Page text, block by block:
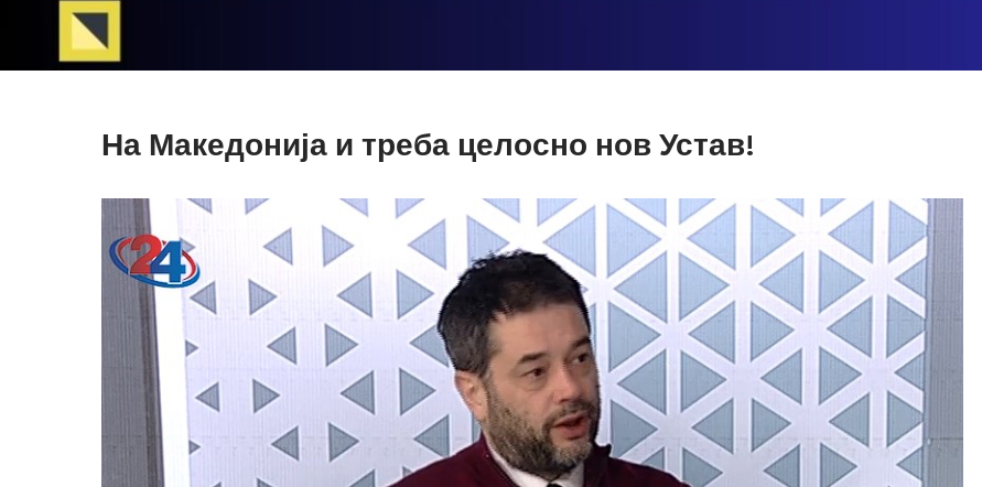
На Македонија и треба целосно нов Устав!